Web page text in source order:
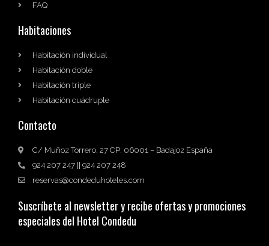
FAQ
Habitaciones
Habitación individual
Habitación doble
Habitación triple
Habitación cuádruple
Contacto
C/ Muñoz Torrero, 27 CP: 06001 – Badajoz España
924 207 247 || 924 207 248
reservas@condeduhoteles.com
Suscríbete al newsletter y recibe ofertas y promociones
especiales del Hotel Condedu